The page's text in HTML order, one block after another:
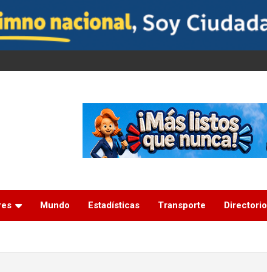
Mundo Estadísticas Transporte Directorio